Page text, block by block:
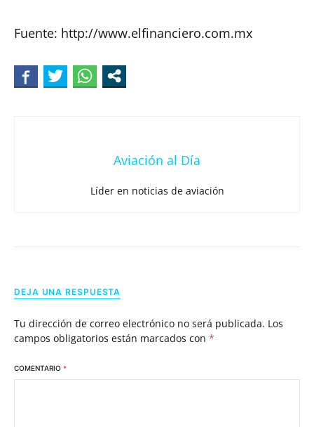
Fuente: http://www.elfinanciero.com.mx
Aviación al Día
Líder en noticias de aviación
DEJA UNA RESPUESTA
Tu dirección de correo electrónico no será publicada. Los
campos obligatorios están marcados con *
COMENTARIO *